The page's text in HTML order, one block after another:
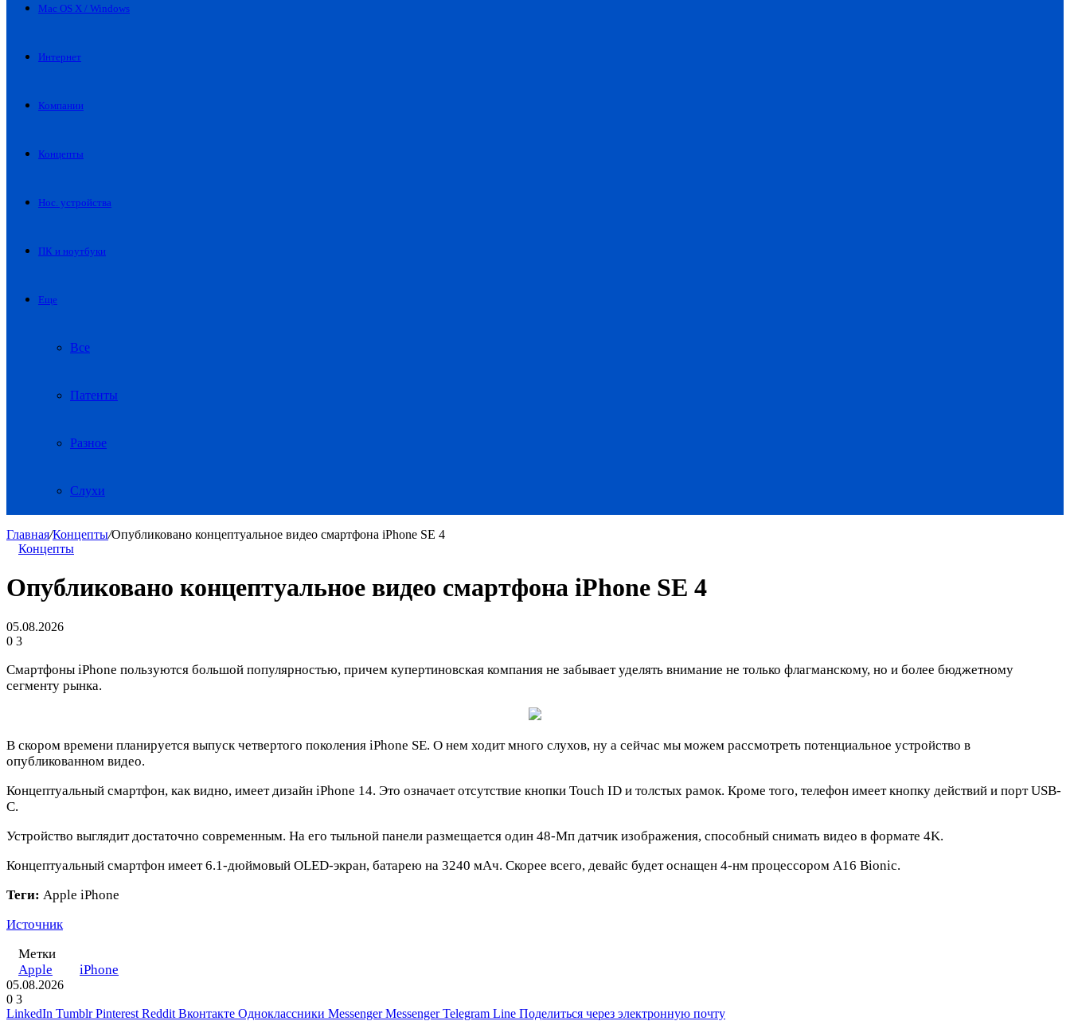
Mac OS X / Windows
Интернет
Компании
Концепты
Нос. устройства
ПК и ноутбуки
Еще
Все
Патенты
Разное
Слухи
Главная/Концепты/Опубликовано концептуальное видео смартфона iPhone SE 4
Концепты
Опубликовано концептуальное видео смартфона iPhone SE 4
05.08.2026
0 3
Смартфоны iPhone пользуются большой популярностью, причем купертиновская компания не забывает уделять внимание не только флагманскому, но и более бюджетному
сегменту рынка.
В скором времени планируется выпуск четвертого поколения iPhone SE. О нем ходит много слухов, ну а сейчас мы можем рассмотреть потенциальное устройство в
опубликованном видео.
Концептуальный смартфон, как видно, имеет дизайн iPhone 14. Это означает отсутствие кнопки Touch ID и толстых рамок. Кроме того, телефон имеет кнопку действий и порт USB-
C.
Устройство выглядит достаточно современным. На его тыльной панели размещается один 48-Мп датчик изображения, способный снимать видео в формате 4K.
Концептуальный смартфон имеет 6.1-дюймовый OLED-экран, батарею на 3240 мАч. Скорее всего, девайс будет оснащен 4-нм процессором A16 Bionic.
Теги: Apple iPhone
Источник
Метки
Apple
iPhone
05.08.2026
0 3
LinkedIn Tumblr Pinterest Reddit Вконтакте Одноклассники Messenger Messenger Telegram Line Поделиться через электронную почту